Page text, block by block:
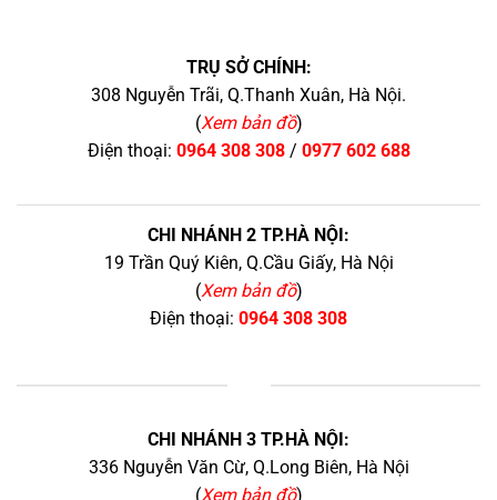
TRỤ SỞ CHÍNH:
308 Nguyễn Trãi, Q.Thanh Xuân, Hà Nội.
(Xem bản đồ)
Điện thoại: 0964 308 308/ 0977 602 688
CHI NHÁNH 2 TP.HÀ NỘI:
19 Trần Quý Kiên, Q.Cầu Giấy, Hà Nội
(Xem bản đồ)
Điện thoại: 0964 308 308
CHI NHÁNH 3 TP.HÀ NỘI:
336 Nguyễn Văn Cừ, Q.Long Biên, Hà Nội
(Xem bản đồ)